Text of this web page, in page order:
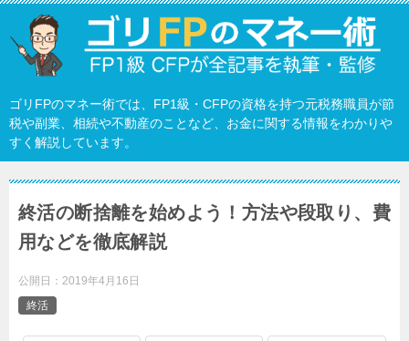
ゴリFPのマネー術では、FP1級・CFPの資格を持つ元税務職員が節
税や副業、相続や不動産のことなど、お金に関する情報をわかりや
すく解説しています。
終活の断捨離を始めよう！方法や段取り、費
用などを徹底解説
公開日： 2019年4月16日
終活